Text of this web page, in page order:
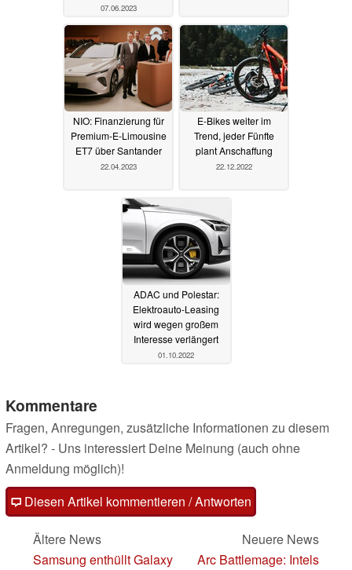
07.06.2023
NIO: Finanzierung für
Premium-E-Limousine
ET7 über Santander
22.04.2023
E-Bikes weiter im
Trend, jeder Fünfte
plant Anschaffung
22.12.2022
ADAC und Polestar:
Elektroauto-Leasing
wird wegen großem
Interesse verlängert
01.10.2022
Kommentare
Fragen, Anregungen, zusätzliche Informationen zu diesem
Artikel? - Uns interessiert Deine Meinung (auch ohne
Anmeldung möglich)!
Diesen Artikel kommentieren / Antworten
Ältere News
Samsung enthüllt Galaxy
Neuere News
Arc Battlemage: Intels